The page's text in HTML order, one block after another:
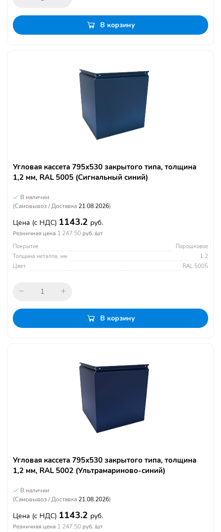
В корзину
Угловая кассета 795х530 закрытого типа, толщина
1,2 мм, RAL 5005 (Сигнальный синий)
В наличии
(Самовывоз / Доставка 21.08.2026)
Цена (с НДС) 1143.2 руб.
Розничная цена 1 247.50 руб. /шт
Покрытие
Порошковое
Толщина металла, мм
1.2
Цвет
RAL 5005
В корзину
Угловая кассета 795х530 закрытого типа, толщина
1,2 мм, RAL 5002 (Ультрамариново-синий)
В наличии
(Самовывоз / Доставка 21.08.2026)
Цена (с НДС) 1143.2 руб.
Розничная цена 1 247.50 руб. /шт